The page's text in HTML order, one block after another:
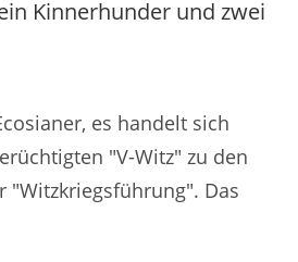
Kinnerhunder und zwei
es handelt sich
"V-Witz" zu den
"Witzkriegsführung". Das